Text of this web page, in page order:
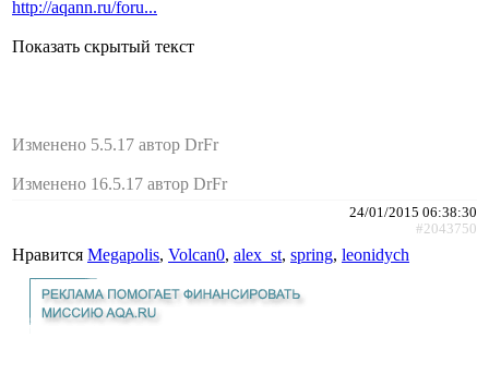
http://aqann.ru/foru...
Показать скрытый текст
Изменено 5.5.17 автор DrFr
Изменено 16.5.17 автор DrFr
24/01/2015 06:38:30
#2043750
Нравится Megapolis, Volcan0, alex_st, spring, leonidych